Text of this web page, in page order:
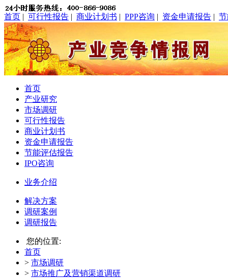
首页 | 可行性报告 | 商业计划书 | PPP咨询 | 资金申请报告 |
首页
产业研究
市场调研
可行性报告
商业计划书
资金申请报告
节能评估报告
IPO咨询
业务介绍
解决方案
调研案例
调研报告
您的位置:
首页
> 市场调研
> 市场推广及营销渠道调研